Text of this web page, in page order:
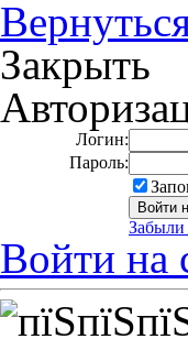
Закрыть
Логин:
Пароль:
Забыли
Войти на